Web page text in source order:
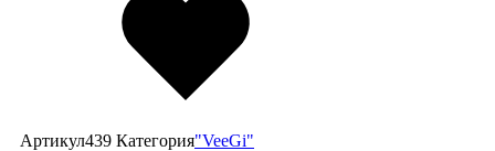
Артикул439 Категория"VeeGi"